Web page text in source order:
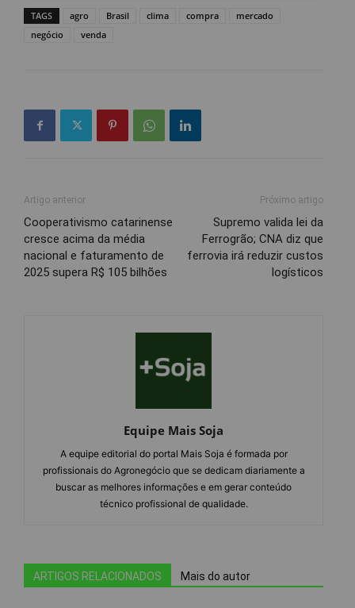
TAGS agro Brasil clima compra
mercado
negócio
venda
Artigo anterior
Cooperativismo catarinense
cresce acima da média
nacional e faturamento de
2025 supera R$ 105 bilhões
Próximo artigo
Supremo valida lei da
Ferrogrão; CNA diz que
ferrovia irá reduzir custos
logísticos
Equipe Mais Soja
A equipe editorial do portal Mais Soja é formada por
profissionais do Agronegócio que se dedicam diariamente a
buscar as melhores informações e em gerar conteúdo
técnico profissional de qualidade.
ARTIGOS RELACIONADOS Mais do autor